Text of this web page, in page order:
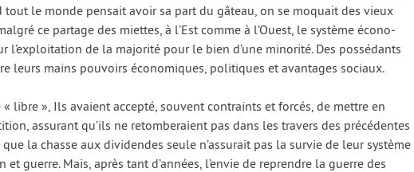
tout le monde pen­sait avoir sa part du gâteau, on se moquait des vieux
ce par­tage des miettes, à l’Est comme à l’Ouest, le sys­tème éco­no­
l’exploitation de la majo­ri­té pour le bien d’une mino­ri­té. Des pos­sé­dants
leurs mains pou­voirs éco­no­miques, poli­tiques et avan­tages sociaux.
libre », Ils avaient accep­té, sou­vent contraints et for­cés, de mettre en
assu­rant qu’ils ne retom­be­raient pas dans les tra­vers des pré­cé­dentes
la chasse aux divi­dendes seule n’assurait pas la sur­vie de leur sys­tème
guerre. Mais, après tant d’années, l’envie de reprendre la guerre des